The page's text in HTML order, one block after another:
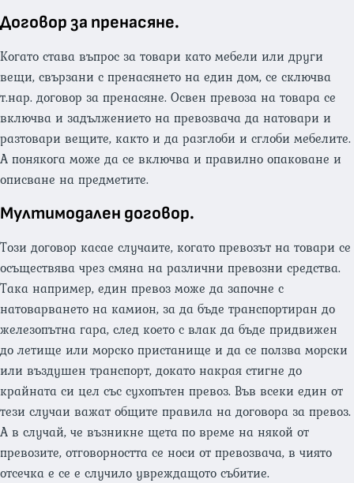
Договор за пренасяне.
Когато става въпрос за товари като мебели или други
вещи, свързани с пренасянето на един дом, се сключва
т.нар. договор за пренасяне. Освен превоза на товара се
включва и задължението на превозвача да натовари и
разтовари вещите, както и да разглоби и сглоби мебелите.
А понякога може да се включва и правилно опаковане и
описване на предметите.
Мултимодален договор.
Този договор касае случаите, когато превозът на товари се
осъществява чрез смяна на различни превозни средства.
Така например, един превоз може да започне с
натоварването на камион, за да бъде транспортиран до
железопътна гара, след което с влак да бъде придвижен
до летище или морско пристанище и да се ползва морски
или въздушен транспорт, докато накрая стигне до
крайната си цел със сухопътен превоз. Във всеки един от
тези случаи важат общите правила на договора за превоз.
А в случай, че възникне щета по време на някой от
превозите, отговорността се носи от превозвача, в чиято
отсечка е се е случило увреждащото събитие.